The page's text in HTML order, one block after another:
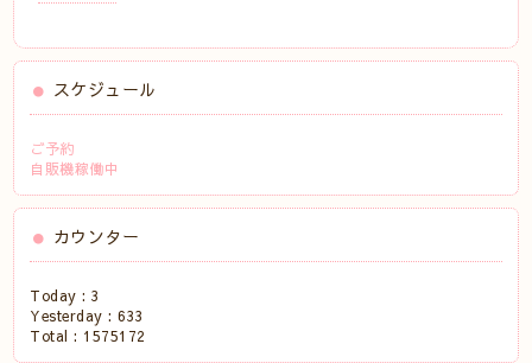
スケジュール
ご予約
自販機稼働中
カウンター
Today :3
Yesterday :633
Total : 1575172